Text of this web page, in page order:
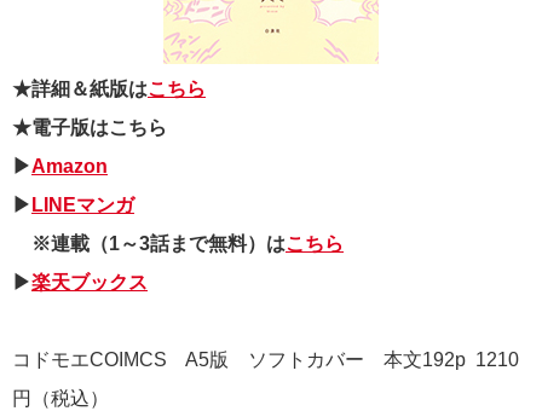
★詳細＆紙版はこちら
★電子版はこちら
▶Amazon
▶ LINEマンガ
※連載（1～3話まで無料）はこちら
▶楽天ブックス
コドモエCOIMCS A5版 ソフトカバー 本文192p 1210
円（税込）